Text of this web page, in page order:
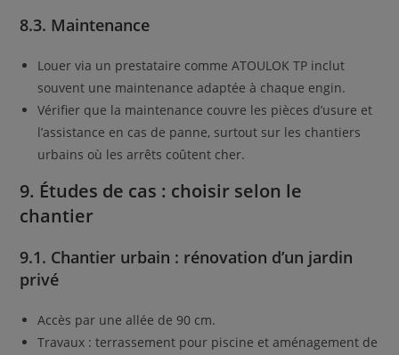
8.3. Maintenance
Louer via un prestataire comme ATOULOK TP inclut
souvent une maintenance adaptée à chaque engin.
Vérifier que la maintenance couvre les pièces d’usure et
l’assistance en cas de panne, surtout sur les chantiers
urbains où les arrêts coûtent cher.
9. Études de cas : choisir selon le
chantier
9.1. Chantier urbain : rénovation d’un jardin
privé
Accès par une allée de 90 cm.
Travaux : terrassement pour piscine et aménagement de